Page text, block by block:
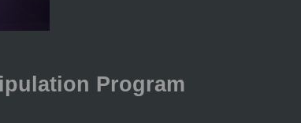
Program